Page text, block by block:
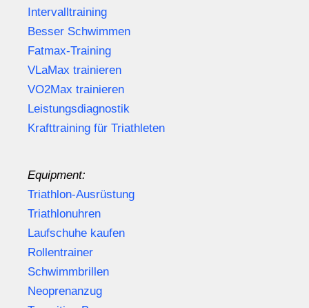
Intervalltraining
Besser Schwimmen
Fatmax-Training
VLaMax trainieren
VO2Max trainieren
Leistungsdiagnostik
Krafttraining für Triathleten
Equipment:
Triathlon-Ausrüstung
Triathlonuhren
Laufschuhe kaufen
Rollentrainer
Schwimmbrillen
Neoprenanzug